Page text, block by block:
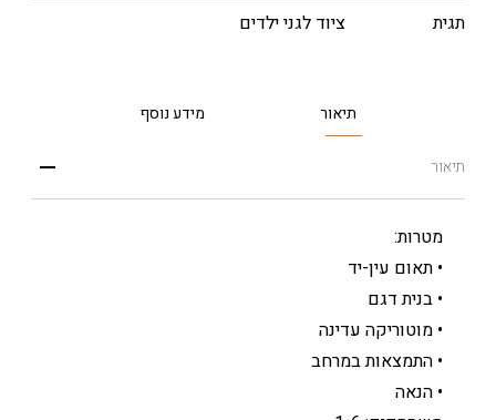
תגית
ציוד לגני ילדים
תיאור מידע נוסף
תיאור
מטרות:
• תאום עין-יד
• בנית דגם
• מוטוריקה עדינה
• התמצאות במרחב
• הנאה